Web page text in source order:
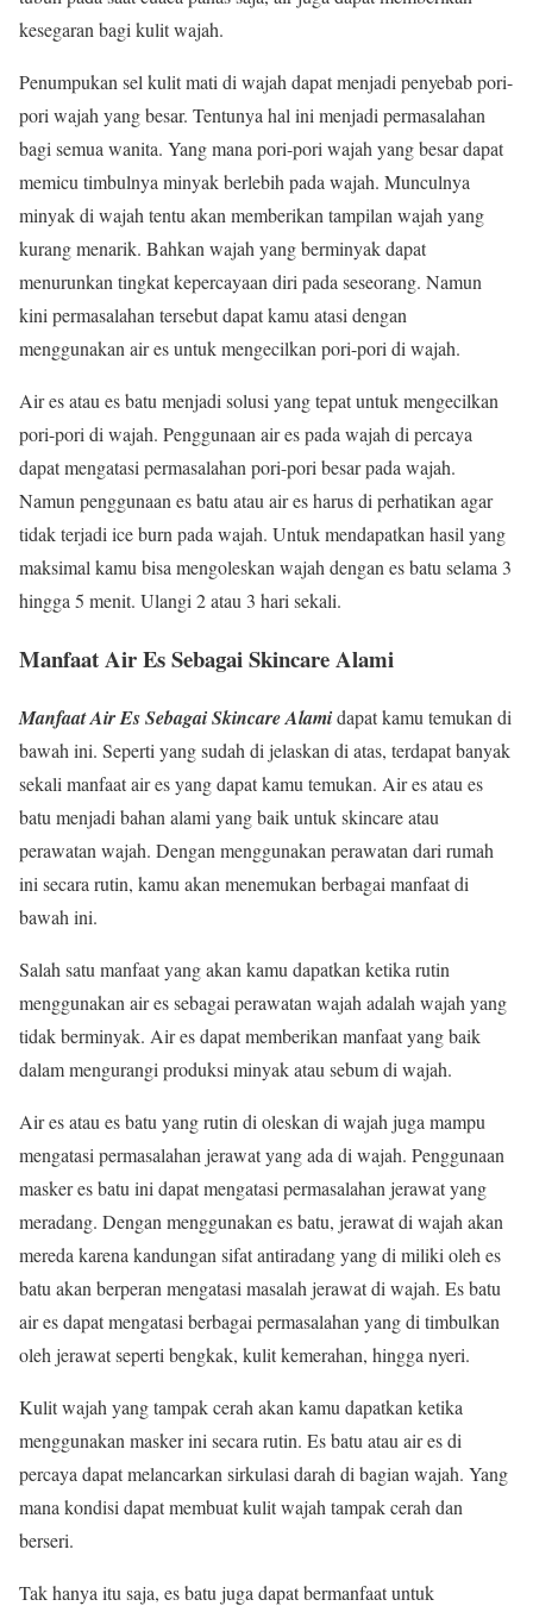
kesegaran bagi kulit wajah.
Penumpukan sel kulit mati di wajah dapat menjadi penyebab pori-
pori wajah yang besar. Tentunya hal ini menjadi permasalahan
bagi semua wanita. Yang mana pori-pori wajah yang besar dapat
memicu timbulnya minyak berlebih pada wajah. Munculnya
minyak di wajah tentu akan memberikan tampilan wajah yang
kurang menarik. Bahkan wajah yang berminyak dapat
menurunkan tingkat kepercayaan diri pada seseorang. Namun
kini permasalahan tersebut dapat kamu atasi dengan
menggunakan air es untuk mengecilkan pori-pori di wajah.
Air es atau es batu menjadi solusi yang tepat untuk mengecilkan
pori-pori di wajah. Penggunaan air es pada wajah di percaya
dapat mengatasi permasalahan pori-pori besar pada wajah.
Namun penggunaan es batu atau air es harus di perhatikan agar
tidak terjadi ice burn pada wajah. Untuk mendapatkan hasil yang
maksimal kamu bisa mengoleskan wajah dengan es batu selama 3
hingga 5 menit. Ulangi 2 atau 3 hari sekali.
Manfaat Air Es Sebagai Skincare Alami
Manfaat Air Es Sebagai Skincare Alamidapat kamu temukan di
bawah ini. Seperti yang sudah di jelaskan di atas, terdapat banyak
sekali manfaat air es yang dapat kamu temukan. Air es atau es
batu menjadi bahan alami yang baik untuk skincare atau
perawatan wajah. Dengan menggunakan perawatan dari rumah
ini secara rutin, kamu akan menemukan berbagai manfaat di
bawah ini.
Salah satu manfaat yang akan kamu dapatkan ketika rutin
menggunakan air es sebagai perawatan wajah adalah wajah yang
tidak berminyak. Air es dapat memberikan manfaat yang baik
dalam mengurangi produksi minyak atau sebum di wajah.
Air es atau es batu yang rutin di oleskan di wajah juga mampu
mengatasi permasalahan jerawat yang ada di wajah. Penggunaan
masker es batu ini dapat mengatasi permasalahan jerawat yang
meradang. Dengan menggunakan es batu, jerawat di wajah akan
mereda karena kandungan sifat antiradang yang di miliki oleh es
batu akan berperan mengatasi masalah jerawat di wajah. Es batu
air es dapat mengatasi berbagai permasalahan yang di timbulkan
oleh jerawat seperti bengkak, kulit kemerahan, hingga nyeri.
Kulit wajah yang tampak cerah akan kamu dapatkan ketika
menggunakan masker ini secara rutin. Es batu atau air es di
percaya dapat melancarkan sirkulasi darah di bagian wajah. Yang
mana kondisi dapat membuat kulit wajah tampak cerah dan
berseri.
Tak hanya itu saja, es batu juga dapat bermanfaat untuk